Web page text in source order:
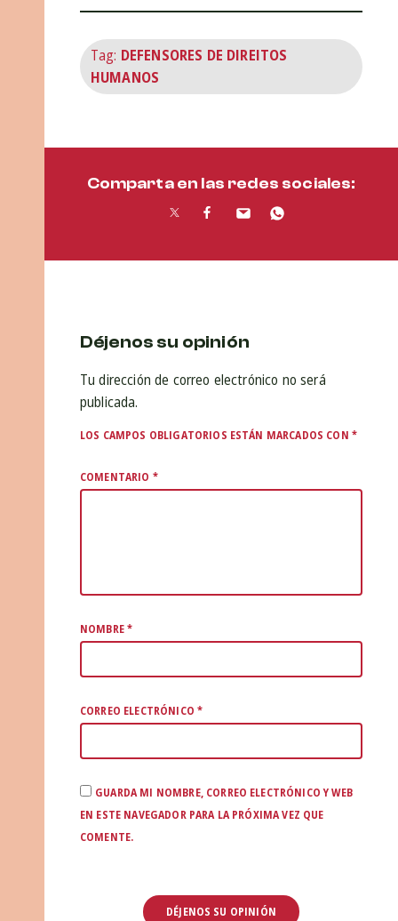
Tag: DEFENSORES DE DIREITOS
HUMANOS
Comparta en las redes sociales:
Déjenos su opinión
Tu dirección de correo electrónico no será
publicada.
LOS CAMPOS OBLIGATORIOS ESTÁN MARCADOS CON *
COMENTARIO *
NOMBRE*
CORREO ELECTRÓNICO*
GUARDA MI NOMBRE, CORREO ELECTRÓNICO Y WEB
EN ESTE NAVEGADOR PARA LA PRÓXIMA VEZ QUE
COMENTE.